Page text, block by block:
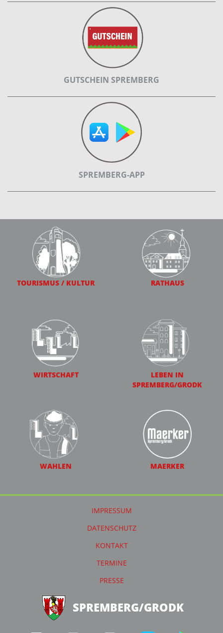
GUTSCHEIN SPREMBERG
SPREMBERG-APP
TOURISMUS / KULTUR RATHAUS
WIRTSCHAFT
LEBEN IN
SPREMBERG/GRODK
WAHLEN MAERKER
IMPRESSUM
DATENSCHUTZ
KONTAKT
TERMINE
PRESSE
SPREMBERG/GRODK